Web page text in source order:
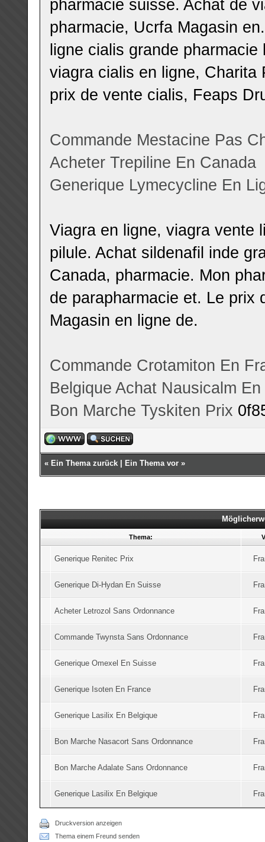
pharmacie suisse. Achat de
pharmacie, Ucrfa Magasin
ligne cialis grande
viagra cialis en ligne, Charita
prix de vente cialis, Feaps
Commande Mestacine Pas
Acheter Trepiline En Canada
Generique Lymecycline En
Viagra en ligne, viagra vente
pilule. Achat sildenafil inde
Canada, pharmacie. Mon
de parapharmacie et. Le prix
Magasin en ligne de.
Commande Crotamiton En
Belgique Achat Nausicalm
Bon Marche Tyskiten Prix
« Ein Thema zurück Ein Thema vor »
Thema:
Generique Renitec Prix
Generique Di-Hydan En Suisse
Acheter Letrozol Sans Ordonnance
Commande Twynsta Sans Ordonnance
Generique Omexel En Suisse
Generique Isoten En France
Generique Lasilix En Belgique
Bon Marche Nasacort Sans Ordonnance
Bon Marche Adalate Sans Ordonnance
Generique Lasilix En Belgique
Druckversion anzeigen
Thema einem Freund senden